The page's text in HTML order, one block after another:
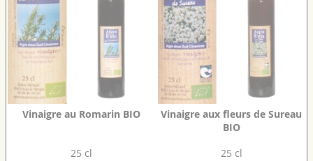
Vinaigre au Romarin BIO
25 cl
Vinaigre aux fleurs de Sureau
BIO
25 cl